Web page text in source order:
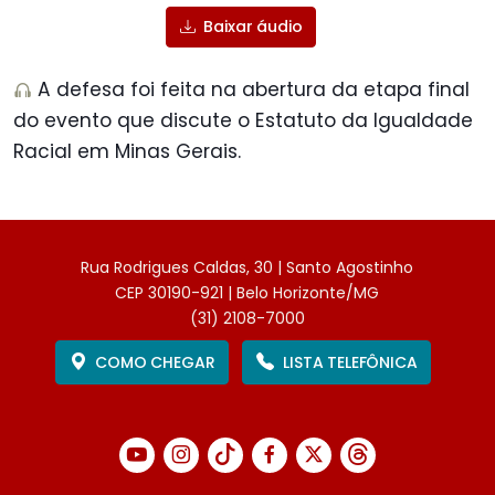
Baixar áudio
A defesa foi feita na abertura da etapa final
do evento que discute o Estatuto da Igualdade
Racial em Minas Gerais.
Rua Rodrigues Caldas, 30 | Santo Agostinho
CEP 30190-921 | Belo Horizonte/MG
(31) 2108-7000
COMO CHEGAR
LISTA TELEFÔNICA